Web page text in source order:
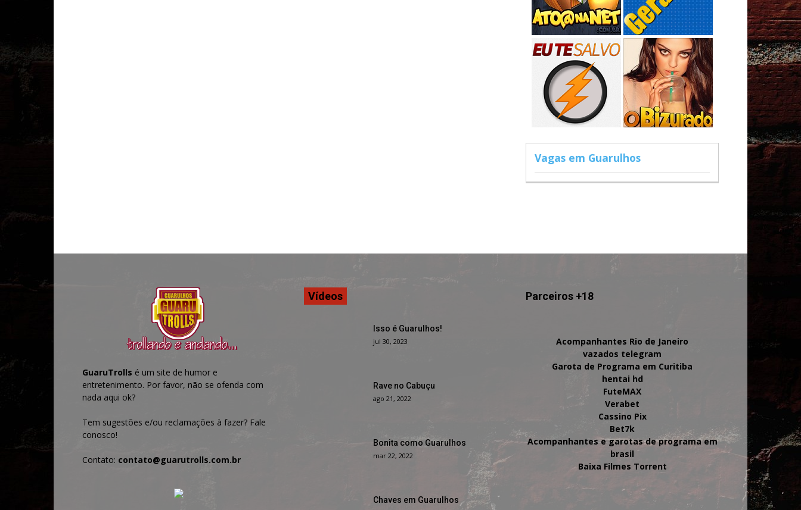
Vagas em Guarulhos
GuaruTrolls é um site de humor e
entretenimento. Por favor, não se ofenda com
nada aqui ok?
Tem sugestões e/ou reclamações à fazer? Fale
conosco!
Contato: contato@guarutrolls.com.br
Vídeos
Isso é Guarulhos!
jul 30, 2023
Rave no Cabuçu
ago 21, 2022
Bonita como Guarulhos
mar 22, 2022
Chaves em Guarulhos
Parceiros +18
Acompanhantes Rio de Janeiro
vazados telegram
Garota de Programa em Curitiba
hentai hd
FuteMAX
Verabet
Cassino Pix
Bet7k
Acompanhantes e garotas de programa em
brasil
Baixa Filmes Torrent